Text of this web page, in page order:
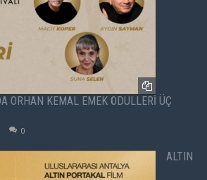
ORHAN KEMAL EMEK ÖDÜLLERİ ÜÇ
0
ALTIN